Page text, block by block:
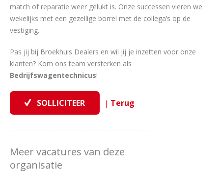
match of reparatie weer gelukt is. Onze successen vieren we
wekelijks met een gezellige borrel met de collega’s op de
vestiging.
Pas jij bij Broekhuis Dealers en wil jij je inzetten voor onze
klanten? Kom ons team versterken als
Bedrijfswagentechnicus!
|
Meer vacatures van deze
organisatie